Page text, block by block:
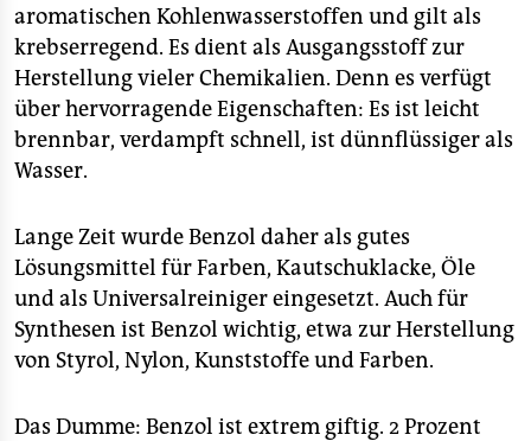
verlag
verlag
veranstaltungen
shop
unterstützen
abo
genossenschaft
aromatischen Kohlenwasserstoffen und gilt als
krebserregend. Es dient als Ausgangsstoff zur
Herstellung vieler Chemikalien. Denn es verfügt
über hervorragende Eigenschaften: Es ist leicht
brennbar, verdampft schnell, ist dünnflüssiger als
Wasser.
Lange Zeit wurde Benzol daher als gutes
Lösungsmittel für Farben, Kautschuklacke, Öle
und als Universalreiniger eingesetzt. Auch für
Synthesen ist Benzol wichtig, etwa zur Herstellung
von Styrol, Nylon, Kunststoffe und Farben.
Das Dumme: Benzol ist extrem giftig. 2 Prozent